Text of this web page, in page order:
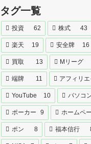
タグ一覧
投資 62 株式 43
楽天 19 安全牌 16
買取 13 Mリーグ
端牌 11 アフィリエ
YouTube 10 パソコ
ポーカー 9 ホームペ
ポン 8 福本信行